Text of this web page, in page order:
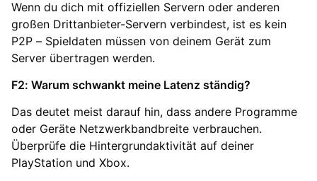
Wenn du dich mit offiziellen Servern oder anderen
großen Drittanbieter-Servern verbindest, ist es kein
P2P – Spieldaten müssen von deinem Gerät zum
Server übertragen werden.
F2: Warum schwankt meine Latenz ständig?
Das deutet meist darauf hin, dass andere Programme
oder Geräte Netzwerkbandbreite verbrauchen.
Überprüfe die Hintergrundaktivität auf deiner
PlayStation und Xbox.